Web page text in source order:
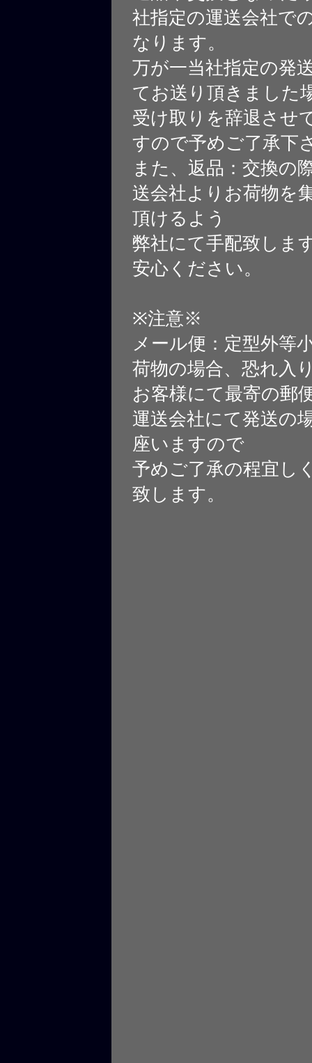
社指定の運送会社で
なります。
万が一当社指定の発
てお送り頂きました
受け取りを辞退させ
すので予めご了承下
また、返品：交換の
送会社よりお荷物を
頂けるよう
弊社にて手配致しま
安心ください。
※注意※
メール便：定型外等
荷物の場合、恐れ入
お客様にて最寄の郵
運送会社にて発送の
座いますので
予めご了承の程宜し
致します。